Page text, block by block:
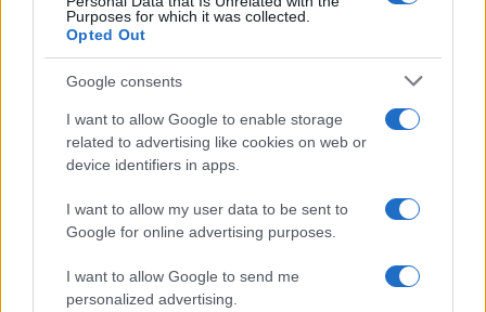
Purposes for which it was collected.
Opted Out
Google consents
I want to allow Google to enable storage
related to advertising like cookies on web or
device identifiers in apps.
I want to allow my user data to be sent to
Google for online advertising purposes.
I want to allow Google to send me
personalized advertising.
b
o
o
k
te
r
re
st
s
A
p
re
Prossimo articolo
Aggius conquista la classifica delle mete più
provvisorio a La Maddalena